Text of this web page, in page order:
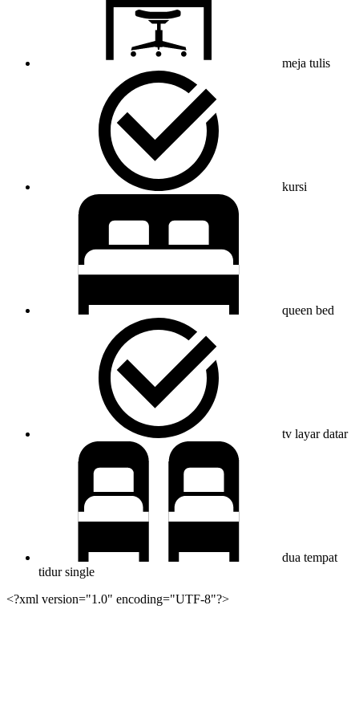
meja tulis
kursi
queen bed
tv layar datar
dua tempat
tidur single
<?xml version="1.0" encoding="UTF-8"?>